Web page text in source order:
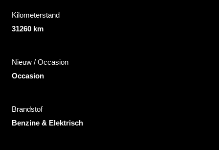
Kilometerstand
31260 km
Nieuw / Occasion
Occasion
Brandstof
Benzine & Elektrisch